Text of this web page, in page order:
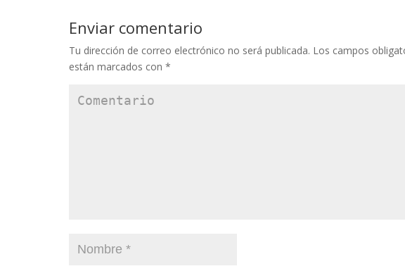
Enviar comentario
Tu dirección de correo electrónico no será publicada. Los campos
están marcados con *